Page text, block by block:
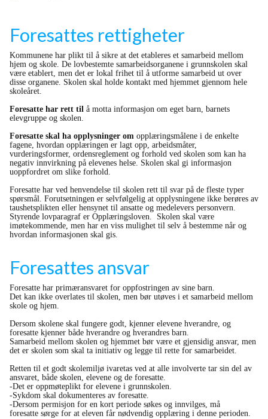
Foresattes rettigheter
Kommunene har plikt til å sikre at det etableres et samarbeid mellom
hjem og skole. De lovbestemte samarbeidsorganene i grunnskolen skal
være etablert, men det er lokal frihet til å utforme samarbeid ut over
disse organene. Skolen skal holde kontakt med hjemmet gjennom hele
skoleåret.
Foresatte har rett til å motta informasjon om eget barn, barnets
elevgruppe og skolen.
Foresatte skal ha opplysninger om opplæringsmålene i de enkelte
fagene, hvordan opplæringen er lagt opp, arbeidsmåter,
vurderingsformer, ordensreglement og forhold ved skolen som kan ha
negativ innvirkning på elevenes helse. Skolen skal gi informasjon
uoppfordret om slike forhold.
Foresatte har ved henvendelse til skolen rett til svar på de fleste typer
spørsmål. Forutsetningen er selvfølgelig at opplysningene ikke berøres av
taushetsplikten eller hensynet til ansatte og medelevers personvern.
Styrende lovparagraf er Opplæringsloven. Skolen skal være
imøtekommende, men har en viss mulighet til selv å bestemme når og
hvordan informasjonen skal gis.
Foresattes ansvar
Foresatte har primæransvaret for oppfostringen av sine barn.
Det kan ikke overlates til skolen, men bør utøves i et samarbeid mellom
skole og hjem.
Dersom skolene skal fungere godt, kjenner elevene hverandre, og
foresatte kjenner både hverandre og hverandres barn.
Samarbeid mellom skolen og hjemmet bør være et gjensidig ansvar, men
det er skolen som skal ta initiativ og legge til rette for samarbeidet.
Retten til et godt skolemiljø ivaretas ved at alle involverte tar sin del av
ansvaret, både skolen, elevene og de foresatte.
-Det er oppmøteplikt for elevene i grunnskolen.
-Sykdom skal dokumenteres av foresatte.
-Dersom permisjon for en kort periode søkes og innvilges, må
foresatte sørge for at eleven får nødvendig opplæring i denne perioden.